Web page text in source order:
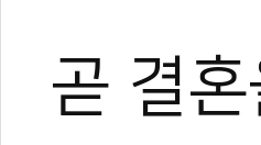
곧 결